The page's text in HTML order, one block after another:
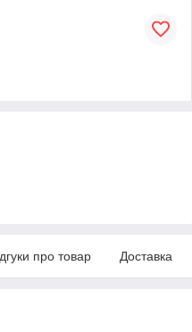
про товар Доставка